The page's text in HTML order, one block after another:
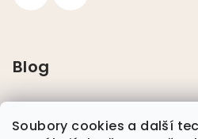
Soubory cookies a další
Blog
Pláštěnky pro psy